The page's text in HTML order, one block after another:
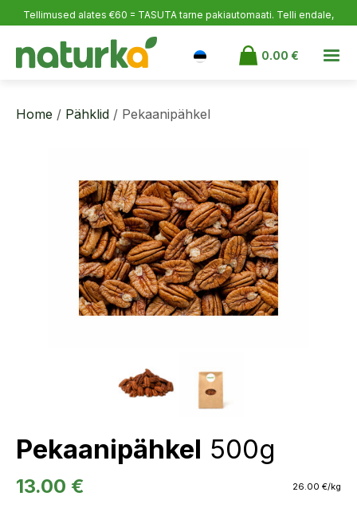
Tellimused alates €60 = TASUTA tarne pakiautomaati. Telli endale,
0.00€
Home / Pähklid / Pekaanipähkel
Pekaanipähkel 500g
13.00 € 26.00 €/kg